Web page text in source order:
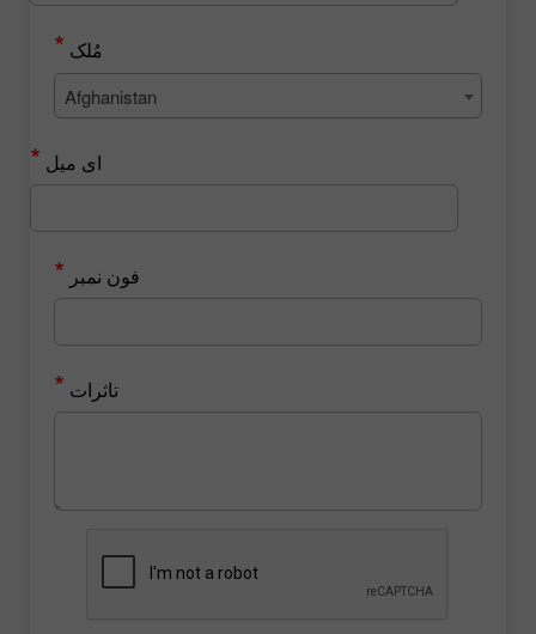
مُلک *
Afghanistan
ای میل *
فون نمبر *
تاثرات *